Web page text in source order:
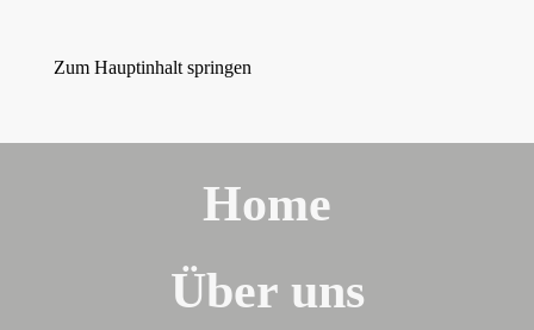
Zum Hauptinhalt springen
Home
Über uns